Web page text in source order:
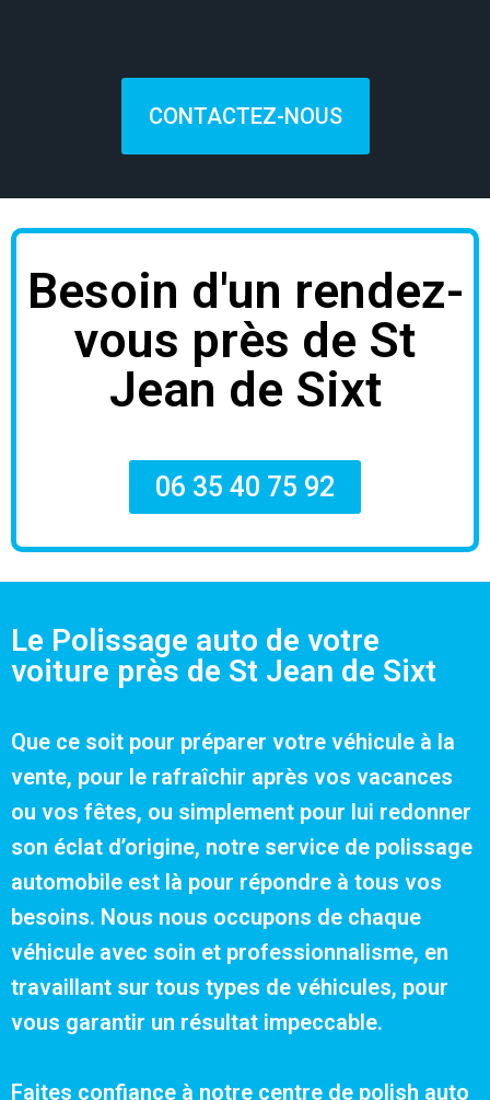
CONTACTEZ-NOUS
Besoin d'un rendez-
vous près de St
Jean de Sixt
06 35 40 75 92
Le Polissage auto de votre
voiture près de St Jean de Sixt
Que ce soit pour préparer votre véhicule à la
vente, pour le rafraîchir après vos vacances
ou vos fêtes, ou simplement pour lui redonner
son éclat d’origine, notre service de polissage
automobile est là pour répondre à tous vos
besoins. Nous nous occupons de chaque
véhicule avec soin et professionnalisme, en
travaillant sur tous types de véhicules, pour
vous garantir un résultat impeccable.
Faites confiance à notre centre de polish auto